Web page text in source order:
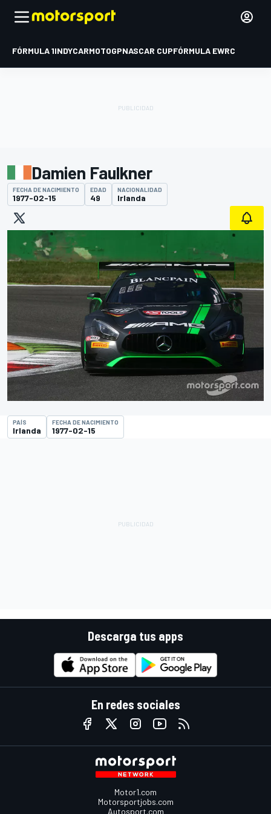
FÓRMULA 1INDYCARMOTOGPNASCAR CUPFÓRMULA EWRC
Damien Faulkner
FECHA DE NACIMIENTO
1977-02-15
EDAD
49
NACIONALIDAD
Irlanda
PAÍS
Irlanda
FECHA DE NACIMIENTO
1977-02-15
Descarga tus apps
En redes sociales
Motor1.com
Motorsportjobs.com
Autosport.com